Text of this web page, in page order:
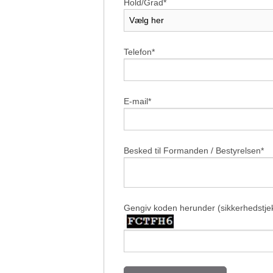
Hold/Grad*
Telefon*
E-mail*
Besked til Formanden / Bestyrelsen*
Gengiv koden herunder